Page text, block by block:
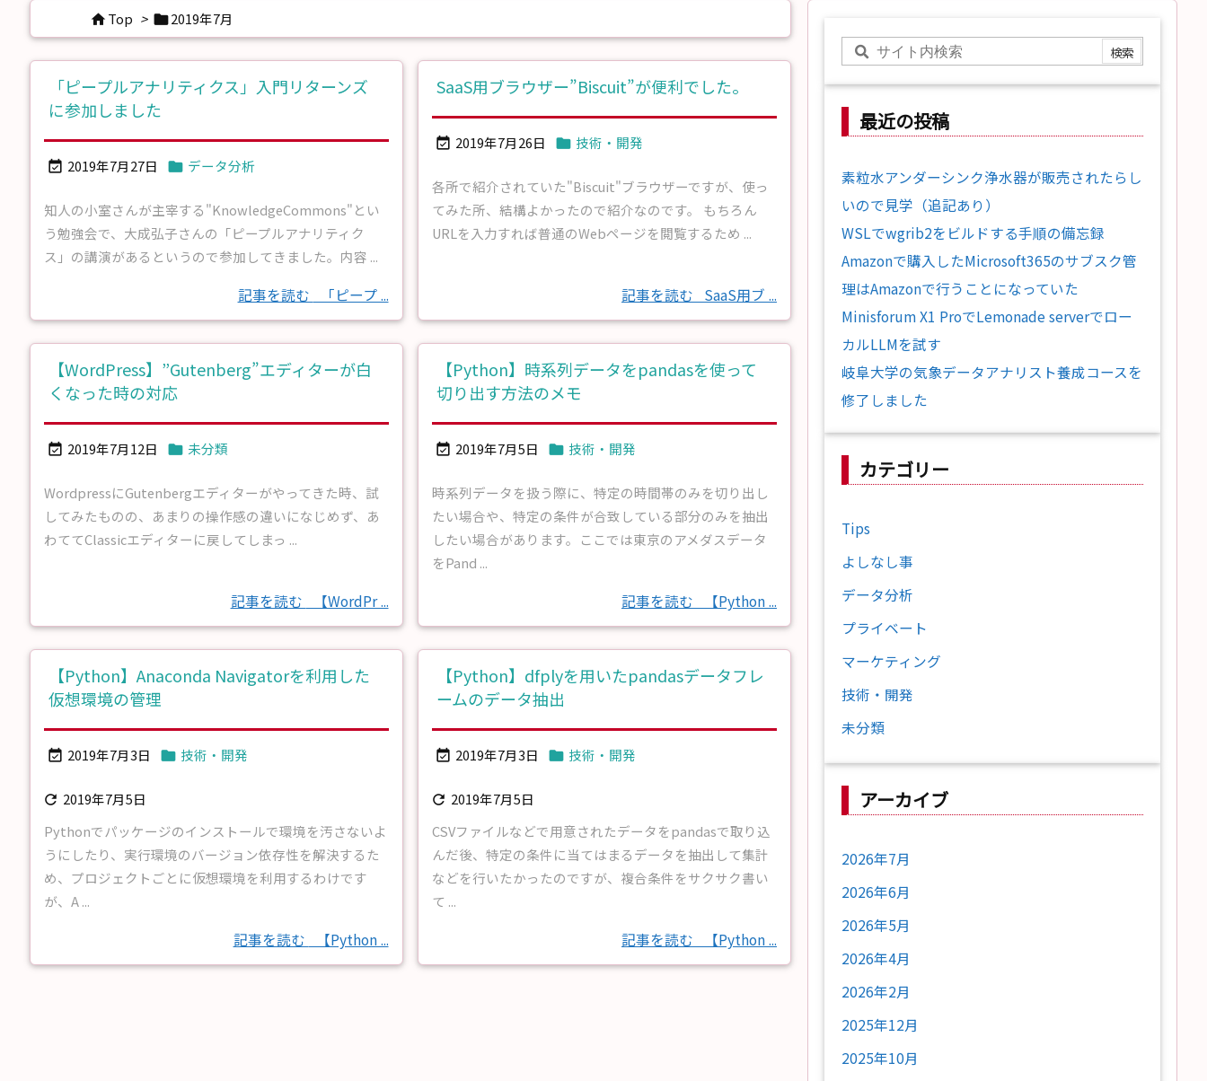
 Top > 2019年7月
「ピープルアナリティクス」入門リターンズ
に参加しました
 2019年7月27日  データ分析
知人の小室さんが主宰する"KnowledgeCommons"とい
う勉強会で、大成弘子さんの「ピープルアナリティク
ス」の講演があるというので参加してきました。内容 ...
記事を読む 「ピープ ...
SaaS用ブラウザー”Biscuit”が便利でした。
 2019年7月26日  技術・開発
各所で紹介されていた"Biscuit"ブラウザーですが、使っ
てみた所、結構よかったので紹介なのです。 もちろん
URLを入力すれば普通のWebページを閲覧するため ...
記事を読む SaaS用ブ ...
【WordPress】”Gutenberg”エディターが白
くなった時の対応
 2019年7月12日  未分類
WordpressにGutenbergエディターがやってきた時、試
してみたものの、あまりの操作感の違いになじめず、あ
わててClassicエディターに戻してしまっ ...
記事を読む 【WordPr ...
【Python】時系列データをpandasを使って
切り出す方法のメモ
 2019年7月5日  技術・開発
時系列データを扱う際に、特定の時間帯のみを切り出し
たい場合や、特定の条件が合致している部分のみを抽出
したい場合があります。ここでは東京のアメダスデータ
をPand ...
記事を読む 【Python ...
【Python】Anaconda Navigatorを利用した
仮想環境の管理
 2019年7月3日  技術・開発
 2019年7月5日
Pythonでパッケージのインストールで環境を汚さないよ
うにしたり、実行環境のバージョン依存性を解決するた
め、プロジェクトごとに仮想環境を利用するわけです
が、A ...
記事を読む 【Python ...
【Python】dfplyを用いたpandasデータフレ
ームのデータ抽出
 2019年7月3日  技術・開発
 2019年7月5日
CSVファイルなどで用意されたデータをpandasで取り込
んだ後、特定の条件に当てはまるデータを抽出して集計
などを行いたかったのですが、複合条件をサクサク書い
て ...
記事を読む 【Python ...
最近の投稿
素粒水アンダーシンク浄水器が販売されたらし
いので見学（追記あり）
WSLでwgrib2をビルドする手順の備忘録
Amazonで購入したMicrosoft365のサブスク管
理はAmazonで行うことになっていた
Minisforum X1 ProでLemonade serverでロー
カルLLMを試す
岐阜大学の気象データアナリスト養成コースを
修了しました
カテゴリー
Tips
よしなし事
データ分析
プライベート
マーケティング
技術・開発
未分類
アーカイブ
2026年7月
2026年6月
2026年5月
2026年4月
2026年2月
2025年12月
2025年10月